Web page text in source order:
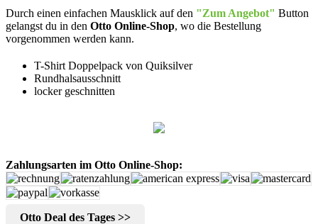
Durch einen einfachen Mausklick auf den "Zum Angebot" Button
gelangst du in den Otto Online-Shop, wo die Bestellung
vorgenommen werden kann.
T-Shirt Doppelpack von Quiksilver
Rundhalsausschnitt
locker geschnitten
Zahlungsarten im Otto Online-Shop:
Otto Deal des Tages >>